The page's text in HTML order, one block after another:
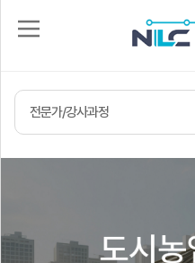
그
원
입
수
신
합
전문가/강사과정